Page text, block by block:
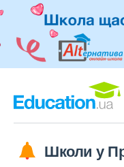
Школи у